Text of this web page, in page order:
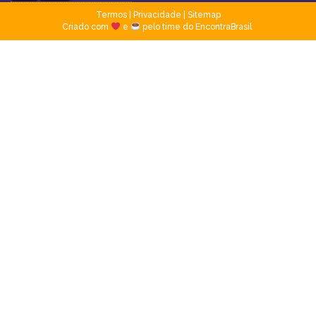
Termos| Privacidade
Sitemap
Criado com
e pelo time do EncontraBrasil